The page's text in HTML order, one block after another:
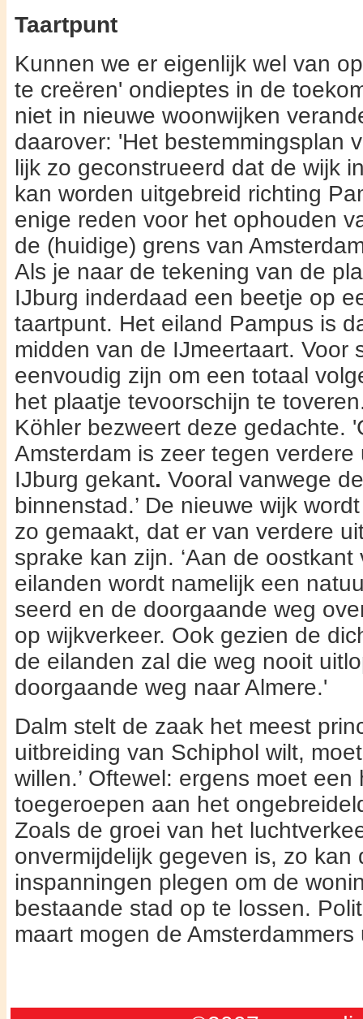
Taartpunt
Kunnen we er eigenlijk wel van
te creëren' on­dieptes in de
niet in nieuwe woonwijken
daarover: 'Het be­stemmingsplan
lijk zo geconstrueerd dat de wijk
kan worden uitge­breid richting
enige reden voor het ophouden
de (huidige) grens van
Als je naar de tekening van de
IJburg inderdaad een beetje op
taartpunt. Het eiland Pampus is
midden van de IJmeertaart. Voor
eenvoudig zijn om een totaal
het plaatje tevoor­schijn te
Köhler bezweert deze gedachte.
Amsterdam is zeer te­gen verdere
IJburg gekant. Vooral vanwege
binnenstad.’ De nieuwe wijk
zo gemaakt, dat er van verdere
sprake kan zijn. ‘Aan de
eilanden wordt namelijk een
seerd en de doorgaande weg
op wijkverkeer. Ook gezien de
de eilanden zal die weg nooit
doorgaande weg naar Alme­re.'
Dalm stelt de zaak het meest
uitbreiding van Schiphol wilt,
willen.’ Oftewel: ergens moet een
toegeroepen aan het
Zoals de groei van het
onvermijdelijk gegeven is, zo kan
inspanningen ple­gen om de
bestaande stad op te lossen.
maart mogen de